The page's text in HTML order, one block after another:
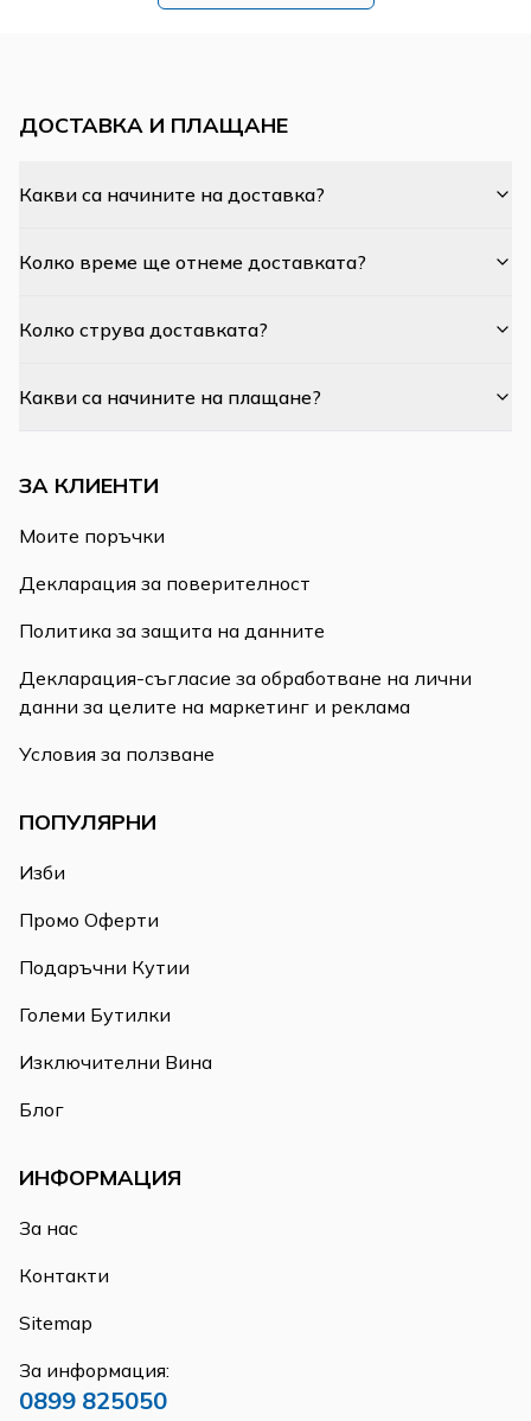
ДОСТАВКА И ПЛАЩАНЕ
Какви са начините на доставка?
Колко време ще отнеме доставката?
Колко струва доставката?
Какви са начините на плащане?
ЗА КЛИЕНТИ
Моите поръчки
Декларация за поверителност
Политика за защита на данните
Декларация-съгласие за обработване на лични
данни за целите на маркетинг и реклама
Условия за ползване
ПОПУЛЯРНИ
Изби
Промо Оферти
Подаръчни Кутии
Големи Бутилки
Изключителни Вина
Блог
ИНФОРМАЦИЯ
За нас
Контакти
Sitemap
За информация:
0899 825050